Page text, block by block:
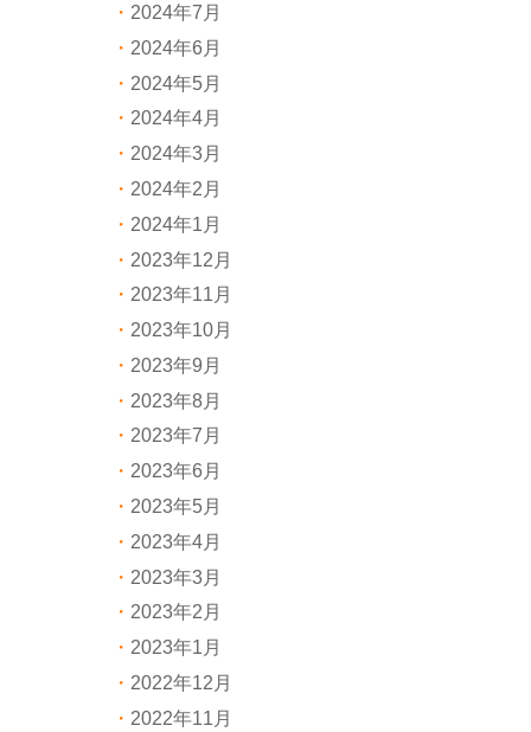
2024年7月
2024年6月
2024年5月
2024年4月
2024年3月
2024年2月
2024年1月
2023年12月
2023年11月
2023年10月
2023年9月
2023年8月
2023年7月
2023年6月
2023年5月
2023年4月
2023年3月
2023年2月
2023年1月
2022年12月
2022年11月